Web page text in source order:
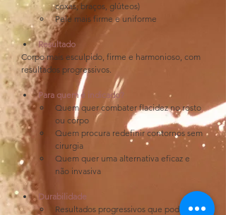
coxas, braços, glúteos)
Pele mais firme e uniforme
Resultado
Corpo mais esculpido, firme e harmonioso, com
resultados progressivos.
Para quem é indicado?
Quem quer combater flacidez no rosto
ou corpo
Quem procura redefinir contornos sem
cirurgia
Quem quer uma alternativa eficaz e
não invasiva
Durabilidade
Resultados progressivos que podem